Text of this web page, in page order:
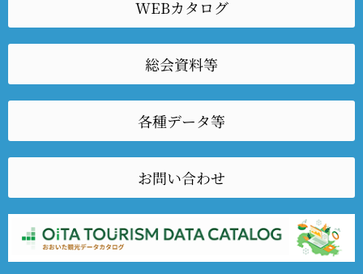
WEBカタログ
総会資料等
各種データ等
お問い合わせ